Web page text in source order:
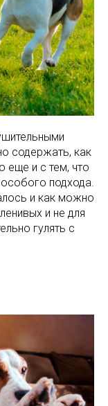
содержать, как
еще и с тем, что
подхода.
и как можно
и не для
гулять с